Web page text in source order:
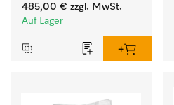
Dosierpumpen.
485,00 € zzgl. MwSt.
Auf Lager